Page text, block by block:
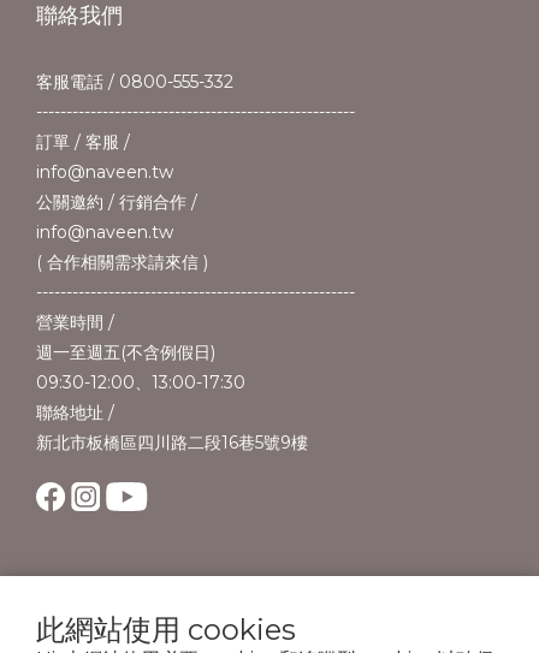
此網站使用 cookies
聯絡我們
客服電話 / 0800-555-332
-----------------------------------------------------
訂單 / 客服 /
info@naveen.tw
公關邀約 / 行銷合作 /
info@naveen.tw
( 合作相關需求請來信 )
-----------------------------------------------------
營業時間 /
週一至週五(不含例假日)
09:30-12:00、13:00-17:30
聯絡地址 /
新北市板橋區四川路二段16巷5號9樓